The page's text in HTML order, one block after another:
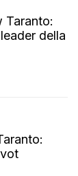
Taranto:
della